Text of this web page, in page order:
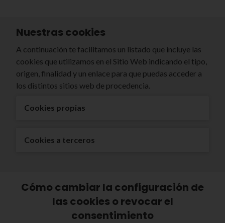
Nuestras cookies
A continuación te facilitamos un listado que incluye las
cookies que utilizamos en el Sitio Web indicando el tipo,
origen, finalidad y un enlace para que puedas acceder a
los distintos sitios web de procedencia.
Cookies propias
Cookies a terceros
Cómo cambiar la configuración de
las cookies o revocar el
consentimiento